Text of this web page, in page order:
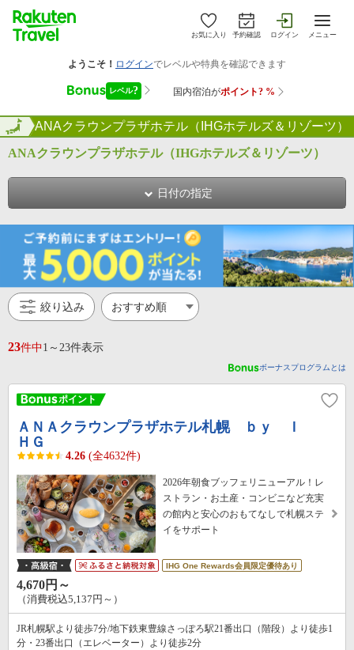
お気に入り 予約確認 ログイン メニュー
覧 ANAクラウンプラザホテル（IHGホテルズ＆リゾーツ）
全国
ANAクラウンプラザホテル（IHGホテルズ＆リゾーツ）
日付の指定
絞り込み
23件中1～23件表示
ボーナスプログラムとは
ＡＮＡクラウンプラザホテル札幌 ｂｙ Ｉ
ＨＧ
4.26 (全4632件)
2026年朝食ブッフェリニューアル！レ
ストラン・お土産・コンビニなど充実
の館内と安心のおもてなしで札幌ステ
イをサポート
IHG One Rewards会員限定優待あり
4,670円～
（消費税込5,137円～）
JR札幌駅より徒歩7分/地下鉄東豊線さっぽろ駅21番出口（階段）より徒歩1
分・23番出口（エレベーター）より徒歩2分